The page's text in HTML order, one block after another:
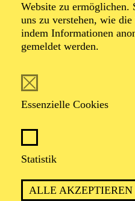
Website zu ermöglichen.
uns zu verstehen, wie
indem Informationen
gemeldet werden.
Essenzielle Cookies
Statistik
ALLE AKZEPTIEREN
Floriane
Nach Engagements in
Ensemblemitglied am
Rheinland verliehen.
Neben der Theaterarbeit